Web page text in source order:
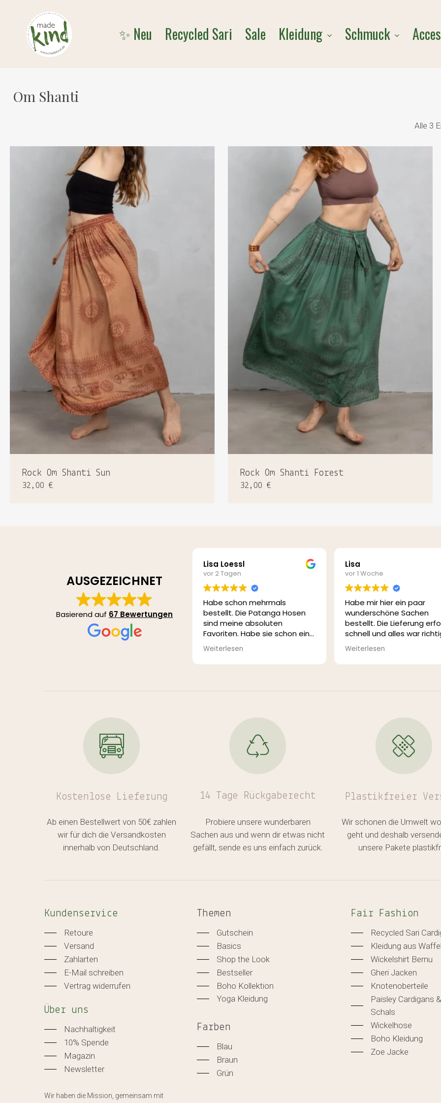
✨ Neu Recycled Sari Sale Kleidung Schmuck
Es
Om Shanti
Alle 3
Rock Om Shanti Sun
32,00€
Rock Om Shanti Forest
32,00€
AUSGEZEICHNET
Basierend auf 67 Bewertungen
Lisa Loessl
vor 2 Tagen
Habe schon mehrmals
bestellt. Die Patanga Hosen
sind meine absoluten
Favoriten. Habe sie schon ein
paar Jahre und sind immer
noch wunderschön. Habe
auch vom Schnitt her nie was
überzeugen jedesmal. Egal ob
hosen, Oberteile oder Schals
Weiterlesen
Lisa
vor 1 Woche
Habe mir hier ein paar
wunderschöne Sachen
bestellt. Die Lieferung
schnell und alles war
schön verpackt. Ich bin
zufrieden und bestelle
nochmal bei euch ☺️
Weiterlesen
Kostenlose Lieferung
Ab einen Bestellwert von 50€ zahlen
wir für dich die Versandkosten
innerhalb von Deutschland.
14 Tage Rückgaberecht
Probiere unsere wunderbaren
Sachen aus und wenn dir etwas nicht
gefällt, sende es uns einfach zurück.
Plastikfreier
Wir schonen die Umwelt
geht und deshalb
unsere Pakete
Kundenservice
Retoure
Versand
Zahlarten
E-Mail schreiben
Vertrag widerrufen
Über uns
Nachhaltigkeit
10% Spende
Magazin
Newsletter
Wir haben die Mission, gemeinsam mit
Themen
Gutschein
Basics
Shop the Look
Bestseller
Boho Kollektion
Yoga Kleidung
Farben
Blau
Braun
Grün
Fair Fashion
Recycled Sari
Kleidung aus
Wickelshirt Bernu
Gheri Jacken
Knotenoberteile
Paisley Cardigans &
Schals
Wickelhose
Boho Kleidung
Zoe Jacke